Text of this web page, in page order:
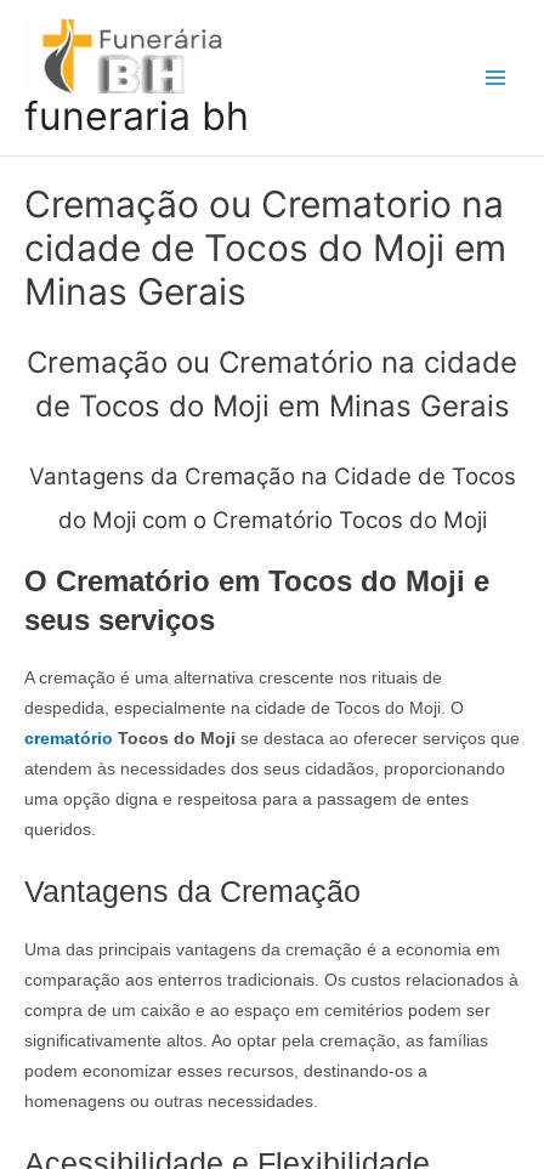
conteúdo
funeraria bh
Cremação ou Crematorio na
cidade de Tocos do Moji em
Minas Gerais
Cremação ou Crematório na cidade
de Tocos do Moji em Minas Gerais
Vantagens da Cremação na Cidade de Tocos
do Moji com o Crematório Tocos do Moji
O Crematório em Tocos do Moji e
seus serviços
A cremação é uma alternativa crescente nos rituais de
despedida, especialmente na cidade de Tocos do Moji. O
crematório Tocos do Moji se destaca ao oferecer serviços que
atendem às necessidades dos seus cidadãos, proporcionando
uma opção digna e respeitosa para a passagem de entes
queridos.
Vantagens da Cremação
Uma das principais vantagens da cremação é a economia em
comparação aos enterros tradicionais. Os custos relacionados à
compra de um caixão e ao espaço em cemitérios podem ser
significativamente altos. Ao optar pela cremação, as famílias
podem economizar esses recursos, destinando-os a
homenagens ou outras necessidades.